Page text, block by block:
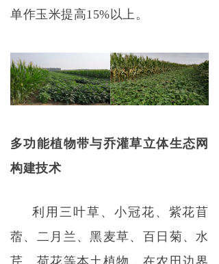
单作玉米提高15%以上。
多功能植物带与乔灌草立体生态网
构建技术
利用三叶草、小冠花、紫花苜
蓿、二月兰、黑麦草、百日菊、水